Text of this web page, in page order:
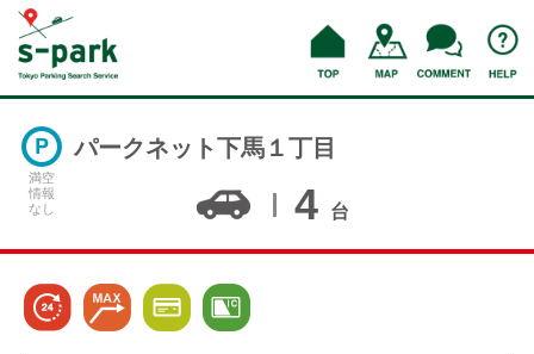
満空
情報
なし
パークネット下馬１丁目
4 台